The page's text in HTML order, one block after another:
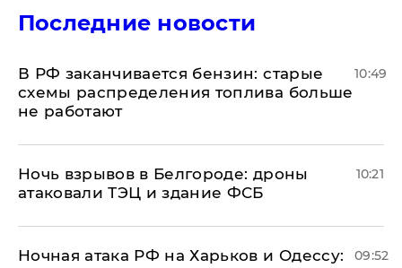
Последние новости
​В РФ заканчивается бензин: старые
схемы распределения топлива больше
не работают
10:49
​Ночь взрывов в Белгороде: дроны
атаковали ТЭЦ и здание ФСБ
10:21
​Ночная атака РФ на Харьков и Одессу:
09:52